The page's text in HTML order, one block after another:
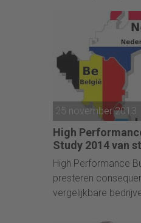
de transitie naar
Performance
We vroegen André
bekende topexpert
Performance-
wel succesvol deze
maken en welke rol
functie daarin speelt.
25 november 2013
High
Study 2014 van
High Performance
presteren
vergelijkbare